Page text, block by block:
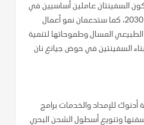
السفينتان عاملين أساسيين في
تحقيق استراتيجية أدنوك لعام 2030، كما ستدعمان نمو أعمال
الطبيعي المسال وطموحاتها لتنمية
السفينتين في حوض جيانغ نان
شركة أدنوك للإمداد والخدمات برامج
سفنها وتنويع أسطول الشحن البحري